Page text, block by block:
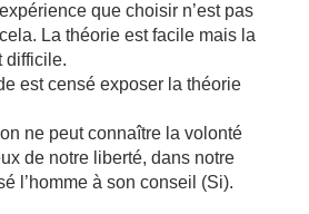
que choisir n’est pas
La théorie est facile mais la
difficile.
est censé exposer la théorie
ne peut connaître la volonté
de notre liberté, dans notre
l’homme à son conseil (Si).